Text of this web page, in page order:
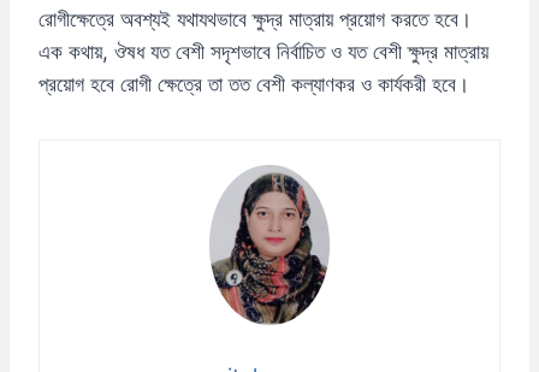
রোগীক্ষেত্রে অবশ্যই যথাযথভাবে ক্ষুদ্র মাত্রায় প্রয়োগ করতে হবে।
এক কথায়, ঔষধ যত বেশী সদৃশভাবে নির্বাচিত ও যত বেশী ক্ষুদ্র মাত্রায়
প্রয়োগ হবে রোগী ক্ষেত্রে তা তত বেশী কল্যাণকর ও কার্যকরী হবে।